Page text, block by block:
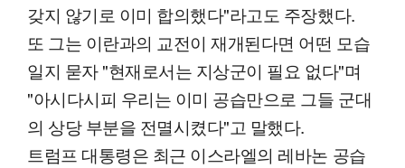
갖지 않기로 이미 합의했다"라고도 주장했다.
또 그는 이란과의 교전이 재개된다면 어떤 모습
일지 묻자 "현재로서는 지상군이 필요 없다"며
"아시다시피 우리는 이미 공습만으로 그들 군대
의 상당 부분을 전멸시켰다"고 말했다.
트럼프 대통령은 최근 이스라엘의 레바논 공습